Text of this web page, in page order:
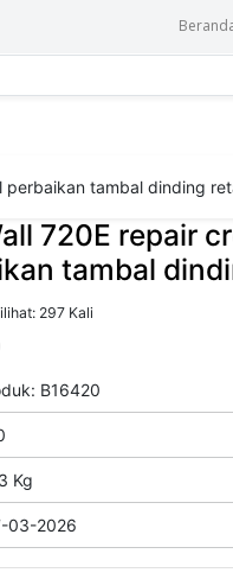
perbaikan tambal dinding
720E repair
tambal
297 Kali
B16420
Kg
03-2026